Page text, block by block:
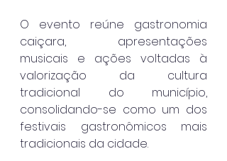
O evento reúne gastronomia
caiçara, apresentações
musicais e ações voltadas à
valorização da cultura
tradicional do município,
consolidando-se como um dos
festivais gastronômicos mais
tradicionais da cidade.